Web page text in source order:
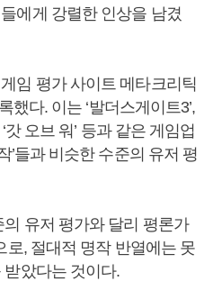
에게 강렬한 인상을 남겼
임 평가 사이트 메타크리틱
했다. 이는 ‘발더스게이트3’,
갓 오브 워’ 등과 같은 게임업
’들과 비슷한 수준의 유저 평
유저 평가와 달리 평론가
로, 절대적 명작 반열에는 못
았다는 것이다.